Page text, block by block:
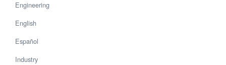
Engineering
English
Español
Industry